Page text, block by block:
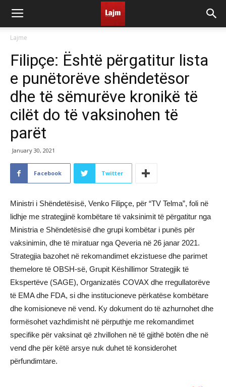
Lajme
Filipçe: Është përgatitur lista
e punëtorëve shëndetësor
dhe të sëmurëve kronikë të
cilët do të vaksinohen të
parët
January 30, 2021
Facebook Twitter
Ministri i Shëndetësisë, Venko Filipçe, për “TV Telma”, foli në
lidhje me strategjinë kombëtare të vaksinimit të përgatitur nga
Ministria e Shëndetësisë dhe grupi kombëtar i punës për
vaksinimin, dhe të miratuar nga Qeveria në 26 janar 2021.
Strategjia bazohet në rekomandimet ekzistuese dhe parimet
themelore të OBSH-së, Grupit Këshillimor Strategjik të
Ekspertëve (SAGE), Organizatës COVAX dhe rregullatorëve
të EMA dhe FDA, si dhe institucioneve përkatëse kombëtare
dhe komisioneve në vend. Ky dokument do të azhurnohet dhe
formësohet vazhdimisht në përputhje me rekomandimet
specifike për vaksinat që zhvillohen në të gjithë botën dhe në
vend dhe për këtë arsye nuk duhet të konsiderohet
përfundimtare.